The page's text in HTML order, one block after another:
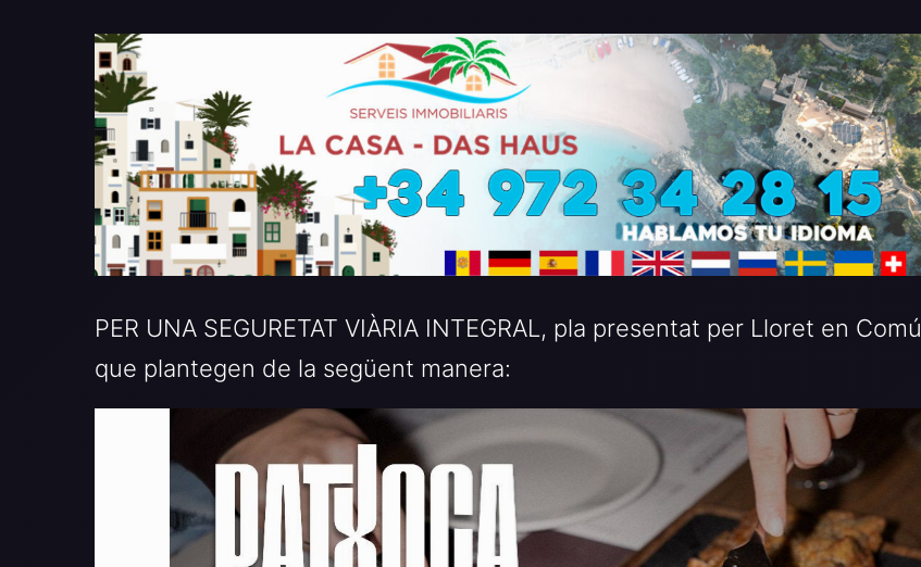
PER UNA SEGURETAT VIÀRIA INTEGRAL, pla presentat per Lloret en Comú
que plantegen de la següent manera: